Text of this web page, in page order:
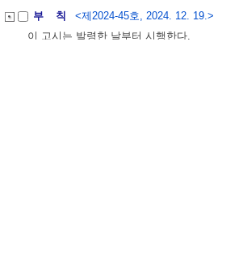
부 칙
<제2024-45호, 2024. 12. 19.>
이 고시는 발령한 날부터 시행한다.